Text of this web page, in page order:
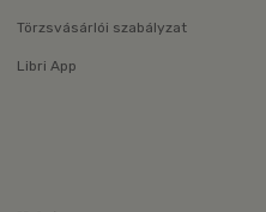
Törzsvásárlói szabályzat
Libri App